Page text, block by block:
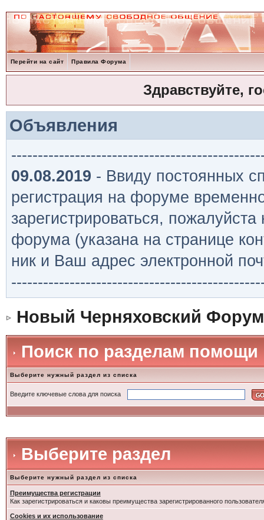
Перейти на сайт Правила Форума
Здравствуйте,
Объявления
09.08.2019 - Ввиду постоянных
регистрация на форуме
зарегистрироваться,
форума (указана на странице
ник и Ваш адрес электронной
Новый Черняховский Форум
Поиск по разделам помощи
Выберите нужный раздел из списка
Введите ключевые слова для поиска
Выберите раздел
Выберите нужный раздел из списка
Преимущества регистрации
Как зарегистрироваться и каковы преимущества зарегистрированного
Cookies и их использование